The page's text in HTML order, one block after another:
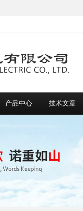
产品中心 技术文章